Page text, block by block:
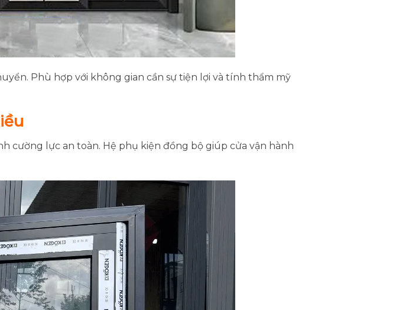
Phù hợp với không gian cần sự tiện lợi và tính thẩm mỹ
cường lực an toàn. Hệ phụ kiện đồng bộ giúp cửa vận hành